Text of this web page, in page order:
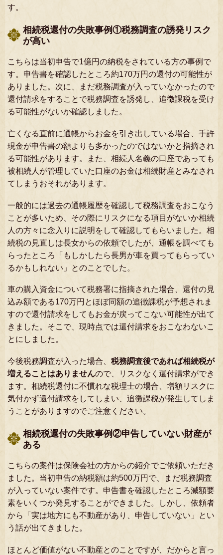
す。
相続税還付の失敗事例①税務調査の誘発リスク
が高い
こちらは当初申告で1億円の納税をされている方の事例で
す。申告書を確認したところ約170万円の還付の可能性が
ありました。次に、まだ税務調査が入っていなかったので
還付請求をすることで税務調査を誘発し、追徴課税を受け
る可能性がないか確認しました。
亡くなる直前に通帳からお金を引き出している場合、手許
現金が申告書の額よりも多かったのではないかと指摘され
る可能性があります。また、相続人名義の口座であっても
被相続人が管理していた口座のお金は相続財産とみなされ
てしまうおそれがあります。
一般的には過去の通帳履歴を確認して税務調査をおこなう
ことが多いため、その際にリスクになる項目がないか相続
人の方々に念入りに説明をして確認してもらいました。相
続税の見直しは長女からの依頼でしたが、通帳を調べても
らったところ「もしかしたら長男が車を買ってもらってい
るかもしれない」とのことでした。
車の購入資金について税務署に指摘された場合、還付の見
込み額である170万円とほぼ同額の追徴課税が予想されま
すので還付請求をしてもお金が戻ってこない可能性が出て
きました。そこで、現時点では還付請求をおこなわないこ
とにしました。
今後税務調査が入った場合、 税務調査後であれば相続税が
増えることはありませんので、リスクなく還付請求ができ
ます。相続税還付に不慣れな税理士の場合、増額リスクに
気付かず還付請求をしてしまい、追徴課税が発生してしま
うことがありますのでご注意ください。
相続税還付の失敗事例②申告していない財産が
ある
こちらの案件は保険会社の方からの紹介でご依頼いただき
ました。当初申告の納税額は約500万円で、まだ税務調査
が入っていない案件です。申告書を確認したところ減額要
素をいくつか発見することができました。しかし、依頼者
から「実は地方にも不動産があり、申告していない」とい
う話が出てきました。
ほとんど価値がない不動産とのことですが、だからと言っ